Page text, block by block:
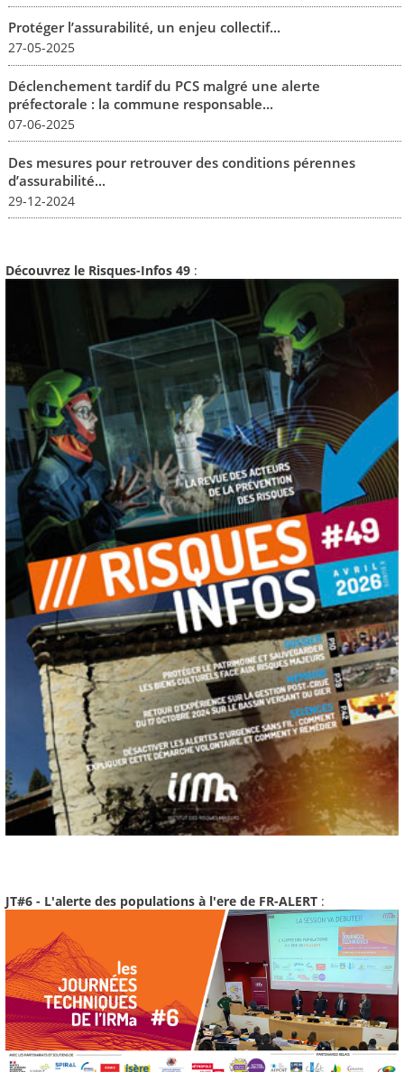
Protéger l’assurabilité, un enjeu collectif...
27-05-2025
Déclenchement tardif du PCS malgré une alerte
préfectorale : la commune responsable...
07-06-2025
Des mesures pour retrouver des conditions pérennes
d’assurabilité...
29-12-2024
Découvrez le Risques-Infos 49 :
JT#6 - L'alerte des populations à l'ere de FR-ALERT :